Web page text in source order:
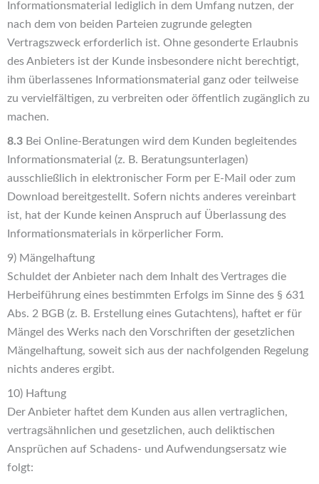
Informationsmaterial lediglich in dem Umfang nutzen, der
nach dem von beiden Parteien zugrunde gelegten
Vertragszweck erforderlich ist. Ohne gesonderte Erlaubnis
des Anbieters ist der Kunde insbesondere nicht berechtigt,
ihm überlassenes Informationsmaterial ganz oder teilweise
zu vervielfältigen, zu verbreiten oder öffentlich zugänglich zu
machen.
8.3 Bei Online-Beratungen wird dem Kunden begleitendes
Informationsmaterial (z. B. Beratungsunterlagen)
ausschließlich in elektronischer Form per E-Mail oder zum
Download bereitgestellt. Sofern nichts anderes vereinbart
ist, hat der Kunde keinen Anspruch auf Überlassung des
Informationsmaterials in körperlicher Form.
9) Mängelhaftung
Schuldet der Anbieter nach dem Inhalt des Vertrages die
Herbeiführung eines bestimmten Erfolgs im Sinne des § 631
Abs. 2 BGB (z. B. Erstellung eines Gutachtens), haftet er für
Mängel des Werks nach den Vorschriften der gesetzlichen
Mängelhaftung, soweit sich aus der nachfolgenden Regelung
nichts anderes ergibt.
10) Haftung
Der Anbieter haftet dem Kunden aus allen vertraglichen,
vertragsähnlichen und gesetzlichen, auch deliktischen
Ansprüchen auf Schadens- und Aufwendungsersatz wie
folgt: